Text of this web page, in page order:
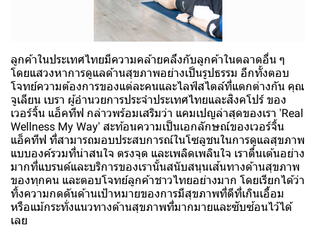
ลูกค้าในประเทศไทยมีความคล้ายคลึงกับลูกค้าในตลาดอื่น ๆ
โดยแสวงหาการดูแลด้านสุขภาพอย่างเป็นรูปธรรม อีกทั้งตอบ
โจทย์ความต้องการของแต่ละคนและไลฟ์สไตล์ที่แตกต่างกัน คุณ
จูเลียน เบรา ผู้อำนวยการประจำประเทศไทยและสิงคโปร์ ของ
เวอร์จิ้น แอ็คทีฟ กล่าวพร้อมเสริมว่า แคมเปญล่าสุดของเรา 'Real
Wellness My Way' สะท้อนความเป็นเอกลักษณ์ของเวอร์จิ้น
แอ็คทีฟ ที่สามารถมอบประสบการณ์ในโซลูชนในการดูแลสุขภาพ
แบบองค์รวมที่น่าสนใจ ตรงจุด และเพลิดเพลินใจ เราตื่นเต้นอย่าง
มากที่แบรนด์และบริการของเรานั้นสนับสนุนเส้นทางด้านสุขภาพ
ของทุกคน และตอบโจทย์ลูกค้าชาวไทยอย่างมาก โดยเรียกได้ว่า
ทิ้งความกดดันด้านเป้าหมายของการมีสุขภาพที่ดีที่เกินเอื้อม
หรือแม้กระทั่งแนวทางด้านสุขภาพที่มากมายและซับซ้อนไว้ได้
เลย